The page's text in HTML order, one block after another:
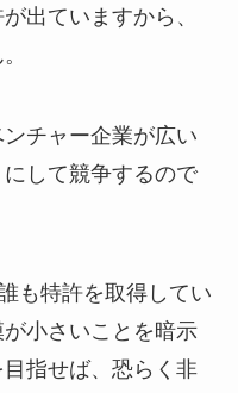
出ていますから、
チャー企業が広い
して競争するので
も特許を取得してい
小さいことを暗示
指せば、恐らく非